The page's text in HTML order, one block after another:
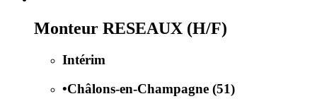
Monteur RESEAUX (H/F)
Intérim
•Châlons-en-Champagne (51)